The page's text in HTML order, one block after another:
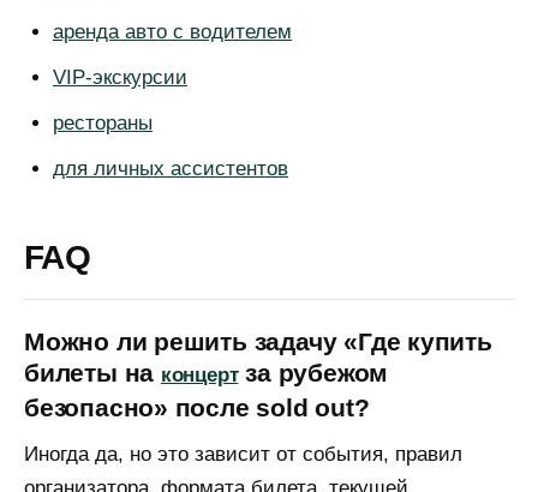
аренда авто с водителем
VIP-экскурсии
рестораны
для личных ассистентов
FAQ
Можно ли решить задачу «Где купить
билеты на концертза рубежом
безопасно» после sold out?
Иногда да, но это зависит от события, правил
Главная
Медиа
Для частных клиентов
Публичная оферта
Политика обработки
персональных данных
Информация на сайте носит информационный